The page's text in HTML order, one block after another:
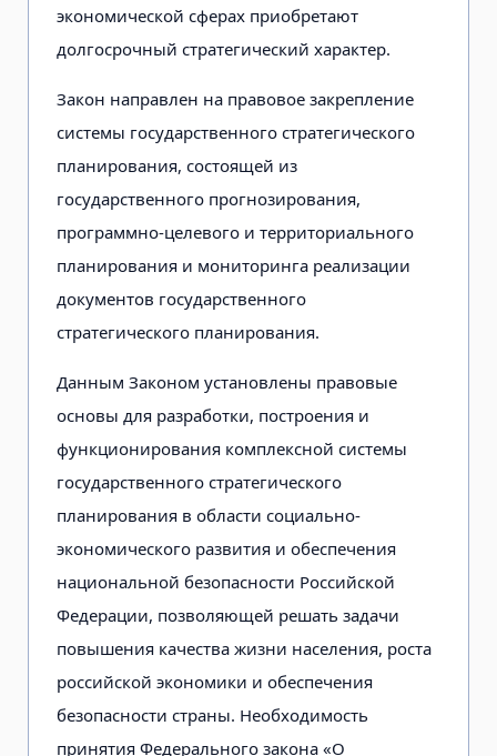
экономической сферах приобретают
долгосрочный стратегический характер.
Закон направлен на правовое закрепление
системы государственного стратегического
планирования, состоящей из
государственного прогнозирования,
программно-целевого и территориального
планирования и мониторинга реализации
документов государственного
стратегического планирования.
Данным Законом установлены правовые
основы для разработки, построения и
функционирования комплексной системы
государственного стратегического
планирования в области социально-
экономического развития и обеспечения
национальной безопасности Российской
Федерации, позволяющей решать задачи
повышения качества жизни населения, роста
российской экономики и обеспечения
безопасности страны. Необходимость
принятия Федерального закона «О